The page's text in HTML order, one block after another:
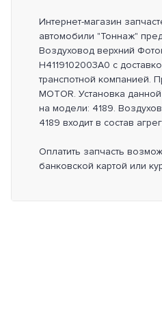
Интернет-магазин
автомобили "Тоннаж"
Воздуховод верхний
H4119102003A0 с
транспотной компанией.
MOTOR. Установка
на модели: 4189.
4189 входит в состав
Оплатить запчасть
банковской картой или